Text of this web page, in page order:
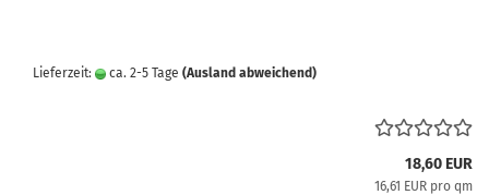
Lieferzeit: ca. 2-5 Tage (Ausland abweichend)
18,60 EUR
16,61 EUR pro qm